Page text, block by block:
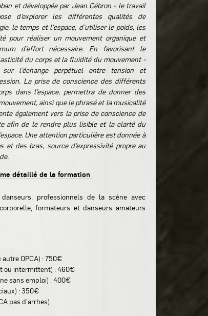
et développée par Jean Cébron - le travail
d’explorer les différentes qualités de
le temps et l'espace, d’utiliser le poids, les
pour réaliser un mouvement organique et
d’effort nécessaire. En favorisant le
du corps et la fluidité du mouvement -
l’échange perpétuel entre tension et
La prise de conscience des différents
dans l’espace, permettra de donner des
ainsi que le phrasé et la musicalité
également vers la prise de conscience de
afin de le rendre plus lisible et la clarté du
Une attention particulière est donnée à
des bras, source d’expressivité propre au
détaillé de la formation
professionnels de la scène avec
formateurs et danseurs amateurs
OPCA) : 750€
ou intermittent) : 460€
sans emploi) : 400€
: 350€
pas d’arrhes)